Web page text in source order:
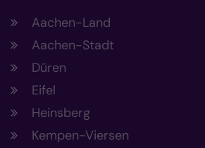
Aachen-Land
Aachen-Stadt
Düren
Eifel
Heinsberg
Kempen-Viersen